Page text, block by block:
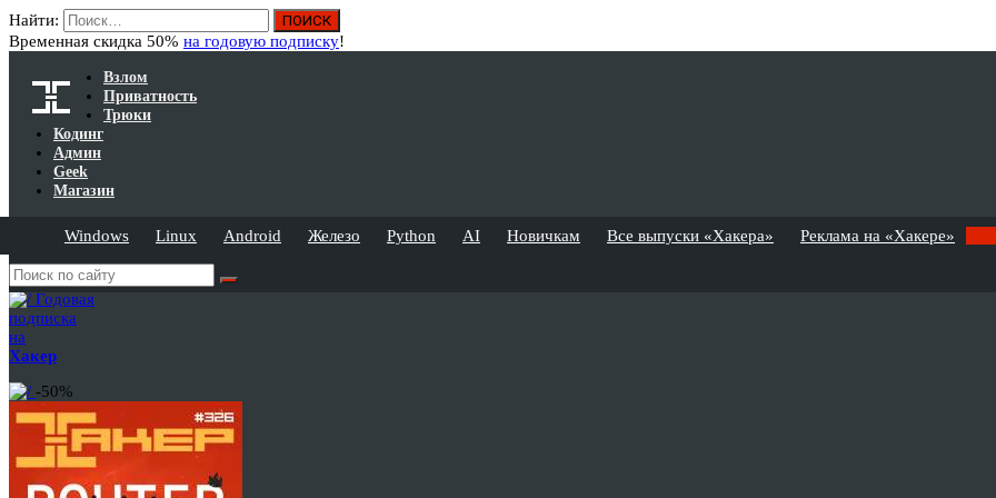
Найти:
Временная скидка 50% на годовую подписку!
Взлом
Приватность
Трюки
Кодинг
Админ
Geek
Магазин
Windows Linux Android Железо Python AI Новичкам Все выпуски «Хакера» Реклама на «Хакере»
Годовая
подписка
на
Хакер
-50%